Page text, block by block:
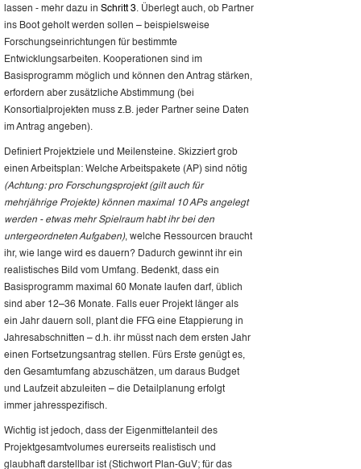
lassen - mehr dazu in Schritt 3. Überlegt auch, ob Partner
ins Boot geholt werden sollen – beispielsweise
Forschungseinrichtungen für bestimmte
Entwicklungsarbeiten. Kooperationen sind im
Basisprogramm möglich und können den Antrag stärken,
erfordern aber zusätzliche Abstimmung (bei
Konsortialprojekten muss z.B. jeder Partner seine Daten
im Antrag angeben).
Definiert Projektziele und Meilensteine. Skizziert grob
einen Arbeitsplan: Welche Arbeitspakete (AP) sind nötig
(Achtung: pro Forschungsprojekt (gilt auch für
mehrjährige Projekte) können maximal 10 APs angelegt
werden - etwas mehr Spielraum habt ihr bei den
untergeordneten Aufgaben), welche Ressourcen braucht
ihr, wie lange wird es dauern? Dadurch gewinnt ihr ein
realistisches Bild vom Umfang. Bedenkt, dass ein
Basisprogramm maximal 60 Monate laufen darf, üblich
sind aber 12–36 Monate. Falls euer Projekt länger als
ein Jahr dauern soll, plant die FFG eine Etappierung in
Jahresabschnitten – d.h. ihr müsst nach dem ersten Jahr
einen Fortsetzungsantrag stellen. Fürs Erste genügt es,
den Gesamtumfang abzuschätzen, um daraus Budget
und Laufzeit abzuleiten – die Detailplanung erfolgt
immer jahresspezifisch.
Wichtig ist jedoch, dass der Eigenmittelanteil des
Projektgesamtvolumes eurerseits realistisch und
glaubhaft darstellbar ist (Stichwort Plan-GuV; für das